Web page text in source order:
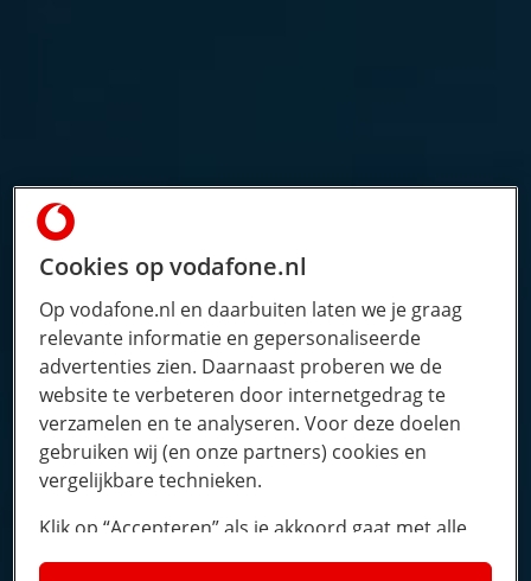
Cookies op vodafone.nl
Op vodafone.nl en daarbuiten laten we je graag
relevante informatie en gepersonaliseerde
advertenties zien. Daarnaast proberen we de
website te verbeteren door internetgedrag te
verzamelen en te analyseren. Voor deze doelen
gebruiken wij (en onze partners) cookies en
vergelijkbare technieken.
Klik op “Accepteren” als je akkoord gaat met alle
cookies. Kies je voor “Nee, liever niet”, dan